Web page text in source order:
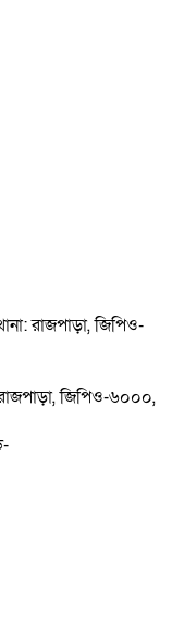
রাজপাড়া, জিপিও-
জিপিও-৬০০০,